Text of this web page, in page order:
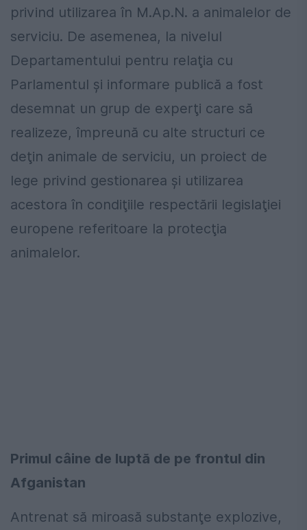
privind utilizarea în M.Ap.N. a animalelor de
serviciu. De asemenea, la nivelul
Departamentului pentru relaţia cu
Parlamentul şi informare publică a fost
desemnat un grup de experţi care să
realizeze, împreună cu alte structuri ce
deţin animale de serviciu, un proiect de
lege privind gestionarea şi utilizarea
acestora în condiţiile respectării legislaţiei
europene referitoare la protecţia
animalelor.
Primul câine de luptă de pe frontul din
Afganistan
Antrenat să miroasă substanţe explozive,